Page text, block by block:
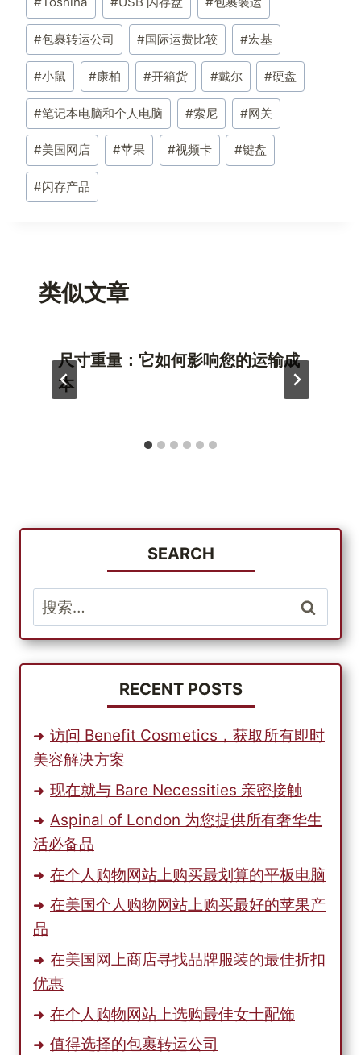
签：
#包裹转运公司 #国际运费比较 #宏基
#小鼠 #康柏 #开箱货 #戴尔 #硬盘
#笔记本电脑和个人电脑 #索尼 #网关
#美国网店 #苹果 #视频卡 #键盘
#闪存产品
类似文章
尺寸重量：它如何影响您的运输成
本
SEARCH
搜
索：
RECENT POSTS
访问 Benefit Cosmetics，获取所有即时
美容解决方案
现在就与 Bare Necessities 亲密接触
Aspinal of London 为您提供所有奢华生
活必备品
在个人购物网站上购买最划算的平板电脑
在美国个人购物网站上购买最好的苹果产
品
在美国网上商店寻找品牌服装的最佳折扣
优惠
在个人购物网站上选购最佳女士配饰
值得选择的包裹转运公司